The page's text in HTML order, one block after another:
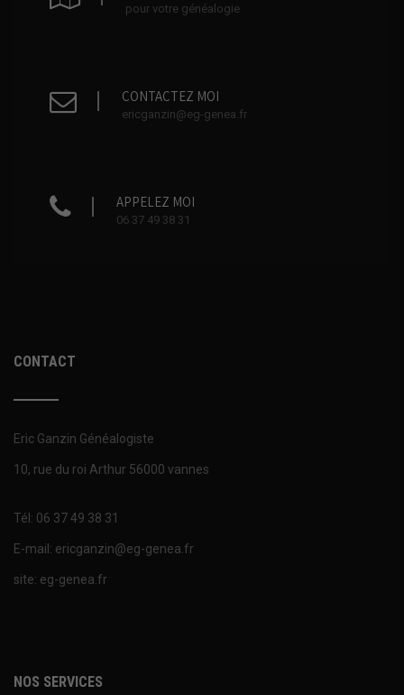
pour votre généalogie
CONTACTEZ MOI
ericganzin@eg-genea.fr
APPELEZ MOI
06 37 49 38 31
CONTACT
Eric Ganzin Généalogiste
10, rue du roi Arthur 56000 vannes
Tél: 06 37 49 38 31
E-mail: ericganzin@eg-genea.fr
site: eg-genea.fr
NOS SERVICES